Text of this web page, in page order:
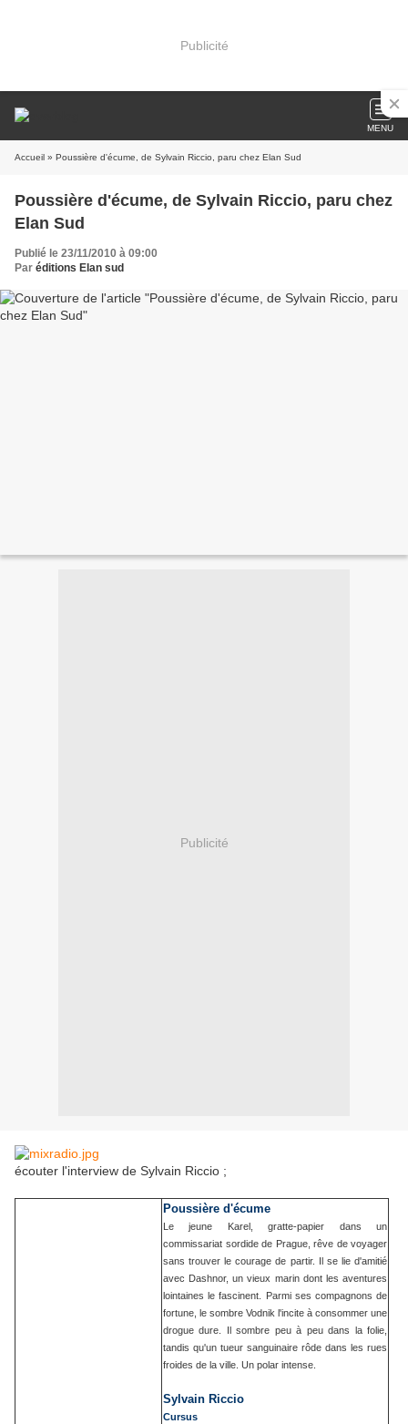
Publicité
MENU
Accueil » Poussière d'écume, de Sylvain Riccio, paru chez Elan Sud
Poussière d'écume, de Sylvain Riccio, paru chez
Elan Sud
Publié le 23/11/2010 à 09:00
Par éditions Elan sud
Publicité
écouter l'interview de Sylvain Riccio ;
Poussière d'écume
Le jeune Karel, gratte-papier dans un
commissariat sordide de Prague, rêve de voyager
sans trouver le courage de partir. Il se lie d'amitié
avec Dashnor, un vieux marin dont les aventures
lointaines le fascinent. Parmi ses compagnons de
fortune, le sombre Vodnik l'incite à consommer une
drogue dure. Il sombre peu à peu dans la folie,
tandis qu'un tueur sanguinaire rôde dans les rues
froides de la ville. Un polar intense.
Sylvain Riccio
Cursus